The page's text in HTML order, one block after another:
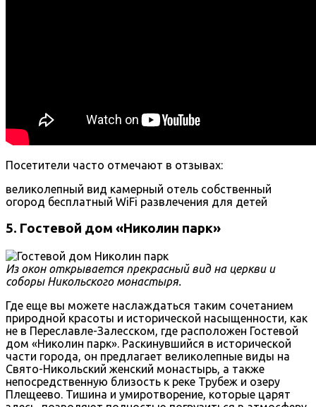
Посетители часто отмечают в отзывах:
великолепный вид камерный отель собственный
огород бесплатный WiFi развлечения для детей
5. Гостевой дом «Николин парк»
Из окон открывается прекрасный вид на церкви и
соборы Никольского монастыря.
Где еще вы можете наслаждаться таким сочетанием
природной красоты и исторической насыщенности, как
не в Переславле-Залесском, где расположен Гостевой
дом «Николин парк». Раскинувшийся в исторической
части города, он предлагает великолепные виды на
Свято-Никольский женский монастырь, а также
непосредственную близость к реке Трубеж и озеру
Плещеево. Тишина и умиротворение, которые царят